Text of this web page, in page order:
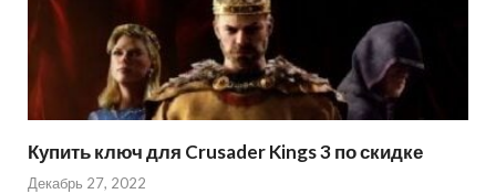
Купить ключ для Crusader Kings 3 по скидке
Декабрь 27, 2022